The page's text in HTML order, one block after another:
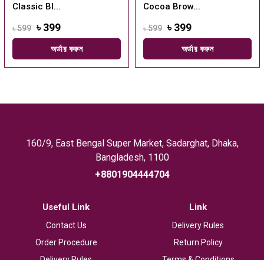
Classic Bl...
৳ 599 ৳ 399
অর্ডার করুন
Cocoa Brow...
৳ 599 ৳ 399
অর্ডার করুন
160/9, East Bengal Super Market, Sadarghat, Dhaka,
Bangladesh, 1100
+8801904444704
Useful Link
Contact Us
Order Procedure
Link
Delivery Rules
Return Policy